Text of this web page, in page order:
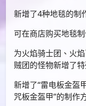
新增了4种地毯的制
可在商店购买地毯制
为火焰骑士团、火
贼团的怪物新增了特
新增了“雷电板金盔
咒板金盔甲”的制作